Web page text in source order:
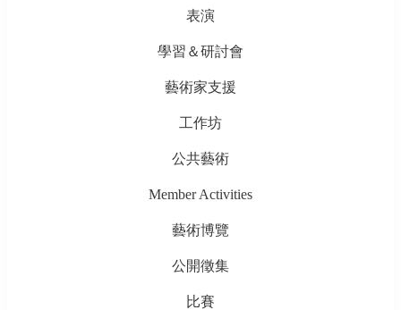
表演
學習＆研討會
藝術家支援
工作坊
公共藝術
Member Activities
藝術博覽
公開徵集
比賽